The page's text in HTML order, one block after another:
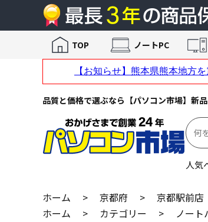
品質と価格で選ぶなら【パソコン市場】新
人気
TOP ノートPC
ホーム > 京都府 > 京都駅前店
ホーム
> カテゴリー > ノート